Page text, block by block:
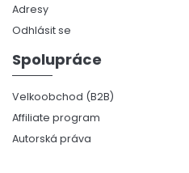
Adresy
Odhlásit se
Spolupráce
Velkoobchod (B2B)
Affiliate program
Autorská práva